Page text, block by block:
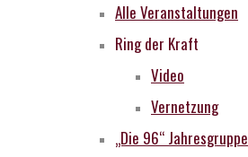
Alle Veranstaltungen
Ring der Kraft
Video
Vernetzung
„Die 96“ Jahresgruppe